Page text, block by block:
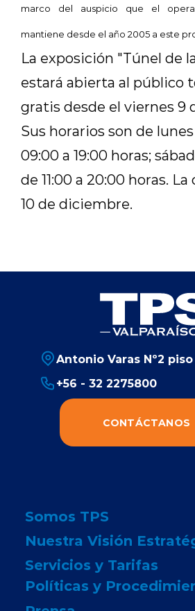
marco del auspicio que el
mantiene desde el año 2005 a este
La exposición "Túnel de
estará abierta al público
gratis desde el viernes 9
Sus horarios son de
09:00 a 19:00 horas;
de 11:00 a 20:00 horas.
10 de diciembre.
Antonio Varas Nº2
+56 - 32 2275800
CONTÁCTANOS
Somos TPS
Nuestra Visión
Servicios y Tarifas
Políticas y